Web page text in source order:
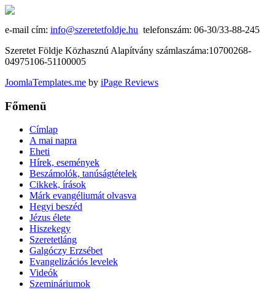
e-mail cím: info@szeretetfoldje.hu telefonszám: 06-30/33-88-245
Szeretet Földje Közhasznú Alapítvány számlaszáma:10700268-
04975106-51100005
JoomlaTemplates.me by iPage Reviews
Főmenü
Címlap
A mai napra
Eheti
Hírek, események
Beszámolók, tanúságtételek
Cikkek, írások
Márk evangéliumát olvasva
Hegyi beszéd
Jézus élete
Hiszekegy
Szeretetláng
Galgóczy Erzsébet
Evangelizációs levelek
Videók
Szemináriumok